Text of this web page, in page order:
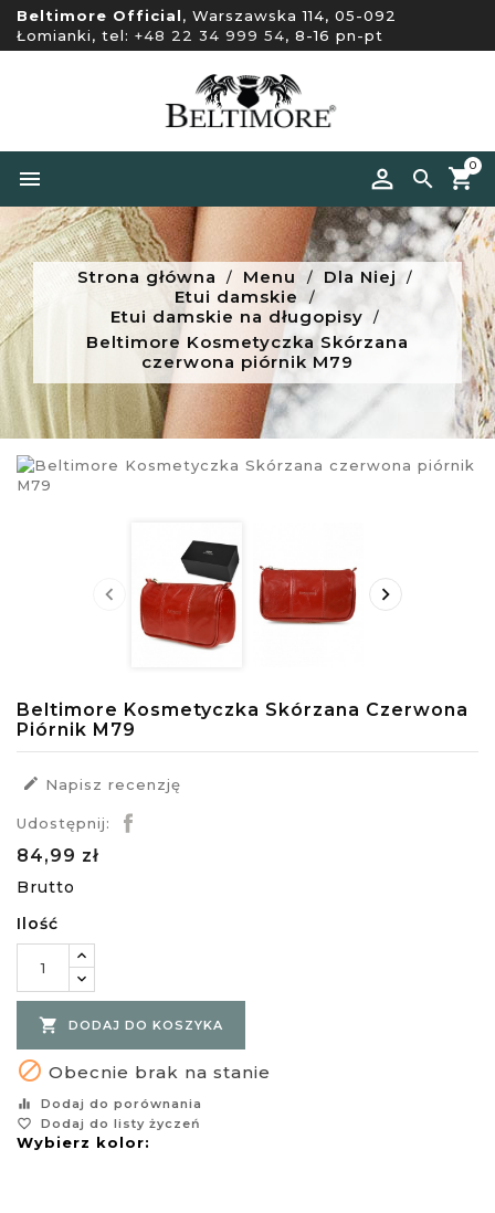
Beltimore Official, Warszawska 114, 05-092
Łomianki, tel: +48 22 34 999 54, 8-16 pn-pt


0
Strona główna Menu
Dla Niej
Etui damskie
Etui damskie na długopisy
Beltimore Kosmetyczka Skórzana
czerwona piórnik M79
 
Beltimore Kosmetyczka Skórzana Czerwona
Piórnik M79
 Napisz recenzję
Udostępnij:
84,99 zł
Brutto
Ilość
 DODAJ DO KOSZYKA
 Obecnie brak na stanie
equalizer
Dodaj do porównania
favorite_border
Dodaj do listy życzeń
Wybierz kolor: